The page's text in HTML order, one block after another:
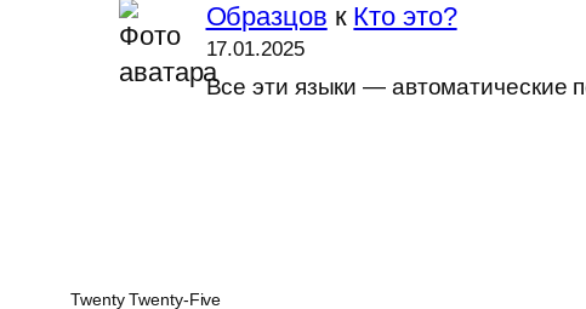
Образцов к Кто это?
17.01.2025
Все эти языки — автоматические
Twenty Twenty-Five